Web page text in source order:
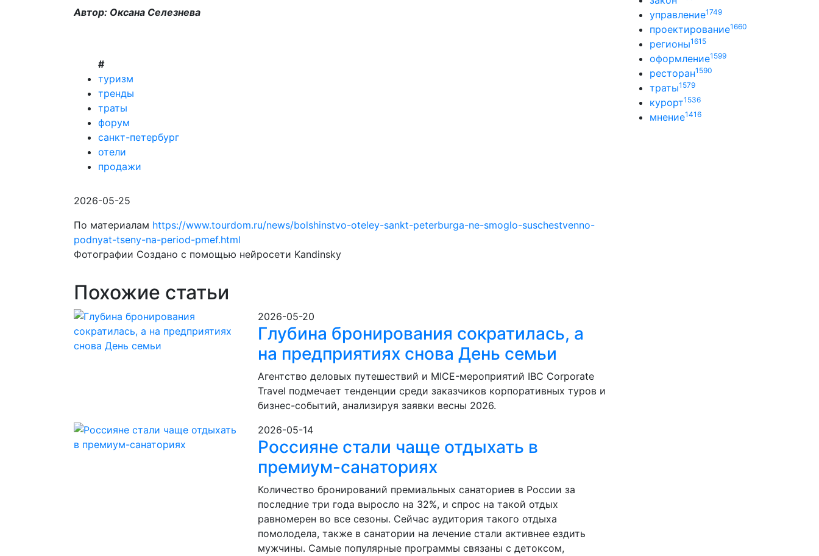
Автор: Оксана Селезнева
#
туризм
тренды
траты
форум
санкт-петербург
отели
продажи
2026-05-25
По материалам https://www.tourdom.ru/news/bolshinstvo-oteley-sankt-peterburga-ne-smoglo-suschestvenno-
podnyat-tseny-na-period-pmef.html
Фотографии Создано с помощью нейросети Kandinsky
Похожие статьи
2026-05-20
Глубина бронирования сократилась, а
на предприятиях снова День семьи
Агентство деловых путешествий и MICE-мероприятий IBC Corporate
Travel подмечает тенденции среди заказчиков корпоративных туров и
бизнес-событий, анализируя заявки весны 2026.
2026-05-14
Россияне стали чаще отдыхать в
премиум-санаториях
Количество бронирований премиальных санаториев в России за
последние три года выросло на 32%, и спрос на такой отдых
равномерен во все сезоны. Сейчас аудитория такого отдыха
помолодела, также в санатории на лечение стали активнее ездить
мужчины. Самые популярные программы связаны с детоксом,
управление1749
проектирование1660
регионы1615
оформление1599
ресторан1590
траты1579
курорт1536
мнение1416